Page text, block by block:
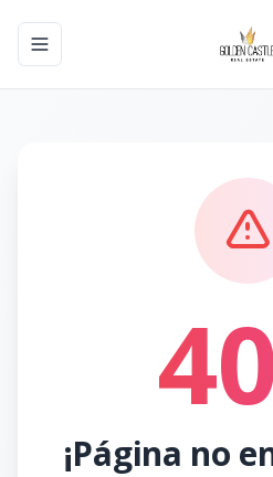
Toggle navigation menu
¡Página no